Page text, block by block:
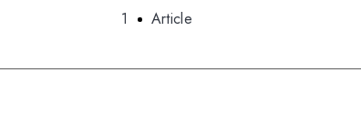
1 Article